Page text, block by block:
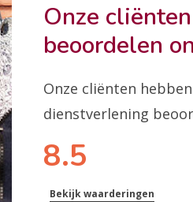
Onze cliënten
beoordelen
Onze cliënten
dienstverlening
8.5
Bekijk waarderingen